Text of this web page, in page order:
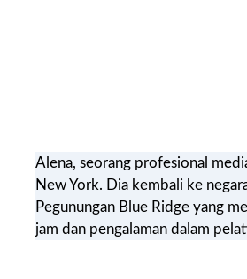
Alena, seorang profesional
New York. Dia kembali ke
Pegunungan Blue Ridge yang
jam dan pengalaman dalam